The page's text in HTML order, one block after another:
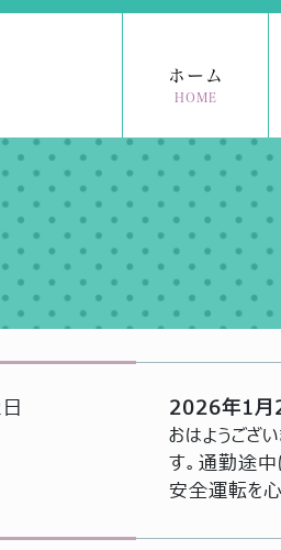
ホーム
HOME
2026年1
おはようござ
す。通勤途中
安全運転を